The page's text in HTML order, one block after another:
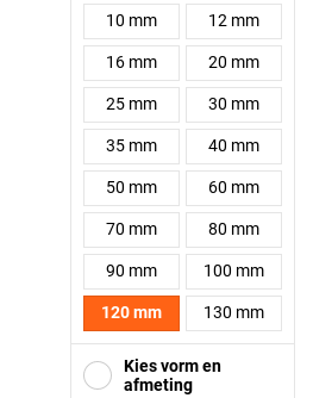
10 mm 12 mm
16 mm 20 mm
25 mm 30 mm
35 mm 40 mm
50 mm 60 mm
70 mm 80 mm
90 mm 100 mm
120 mm 130 mm
Kies vorm en
afmeting